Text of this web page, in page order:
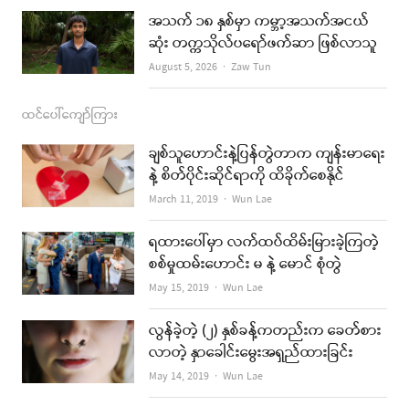
အသက် ၁၈ နှစ်မှာ ကမ္ဘာ့အသက်အငယ်
ဆုံး တက္ကသိုလ်ပရော်ဖက်ဆာ ဖြစ်လာသူ
August 5, 2026 Author
Zaw Tun
ထင်ပေါ်ကျော်ကြား
ချစ်သူဟောင်းနဲ့ပြန်တွဲတာက ကျန်းမာရေး
နဲ့ စိတ်ပိုင်းဆိုင်ရာကို ထိခိုက်စေနိုင်
March 11, 2019 Author
Wun Lae
ရထားပေါ်မှာ လက်ထပ်ထိမ်းမြားခဲ့ကြတဲ့
စစ်မှုထမ်းဟောင်း မ နဲ့ မောင် စုံတွဲ
May 15, 2019 Author
Wun Lae
လွန်ခဲ့တဲ့ (၂) နှစ်ခန့်ကတည်းက ခေတ်စား
လာတဲ့ နှာခေါင်းမွေးအရှည်ထားခြင်း
May 14, 2019 Author
Wun Lae